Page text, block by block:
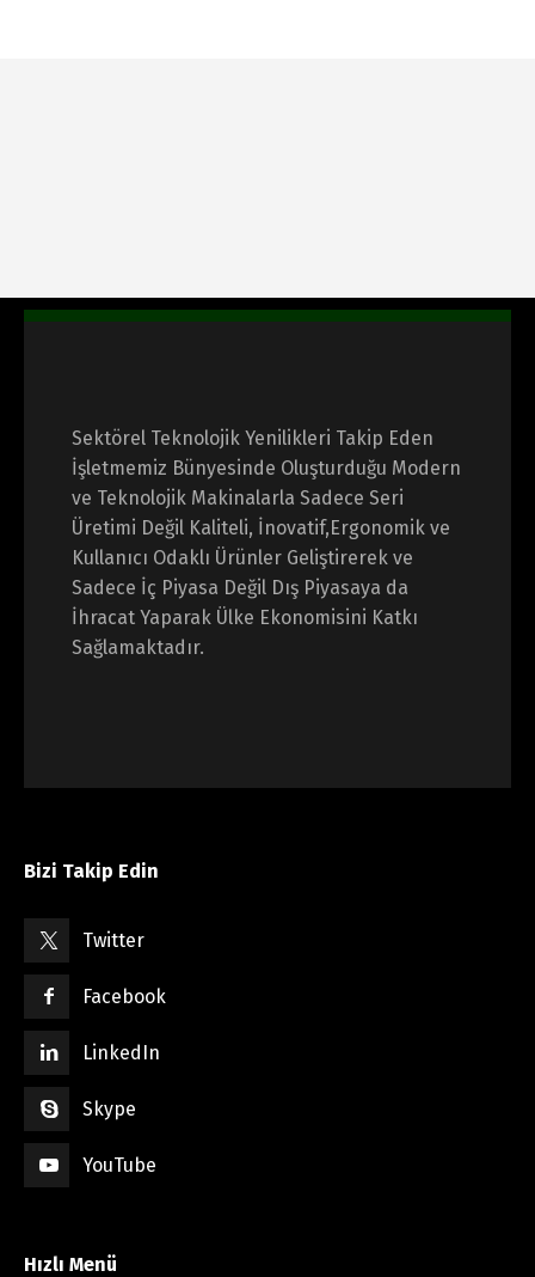
Sektörel Teknolojik Yenilikleri Takip Eden
İşletmemiz Bünyesinde Oluşturduğu Modern
ve Teknolojik Makinalarla Sadece Seri
Üretimi Değil Kaliteli, İnovatif,Ergonomik ve
Kullanıcı Odaklı Ürünler Geliştirerek ve
Sadece İç Piyasa Değil Dış Piyasaya da
İhracat Yaparak Ülke Ekonomisini Katkı
Sağlamaktadır.
Bizi Takip Edin
Twitter
Facebook
LinkedIn
Skype
YouTube
Hızlı Menü